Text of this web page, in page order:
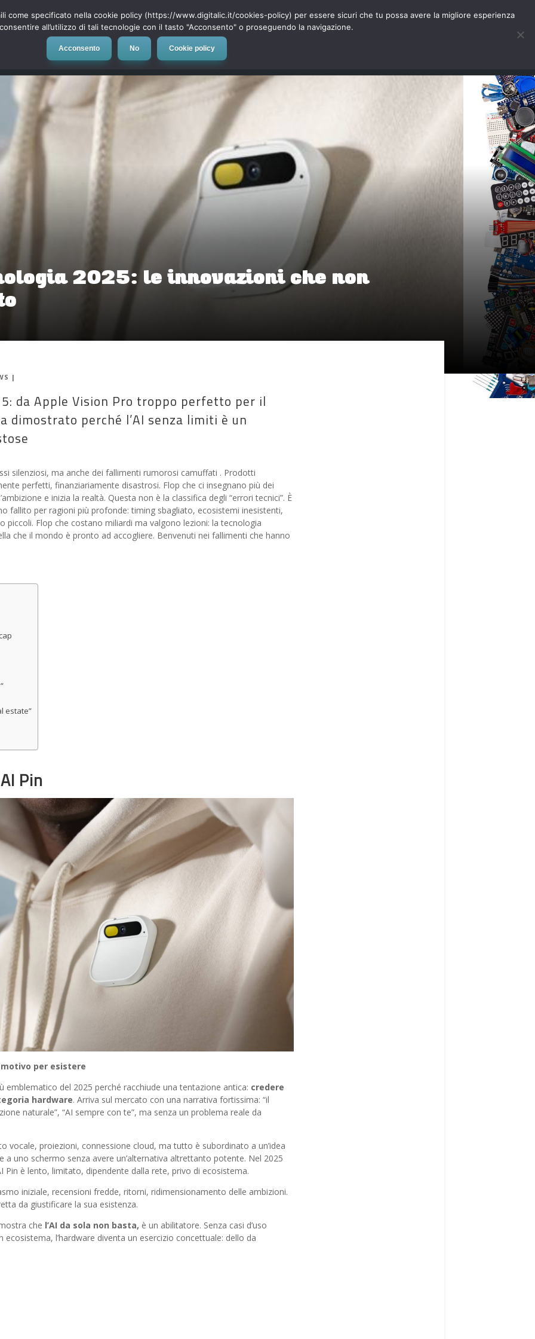
Social Network App Automotive Tech-News
2025: le innovazioni che non
|
da Apple Vision Pro troppo perfetto per il
dimostrato perché l’AI senza limiti è un
silenziosi, ma anche dei fallimenti rumorosi camuffati . Prodotti
perfetti, finanziariamente disastrosi. Flop che ci insegnano più dei
e inizia la realtà. Questa non è la classifica degli “errori tecnici”. È
fallito per ragioni più profonde: timing sbagliato, ecosistemi inesistenti,
Flop che costano miliardi ma valgono lezioni: la tecnologia
che il mondo è pronto ad accogliere. Benvenuti nei fallimenti che hanno
estate”
Pin
per esistere
del 2025 perché racchiude una tentazione antica: credere
hardware. Arriva sul mercato con una narrativa fortissima: “il
naturale”, “AI sempre con te”, ma senza un problema reale da
vocale, proiezioni, connessione cloud, ma tutto è subordinato a un’idea
a uno schermo senza avere un’alternativa altrettanto potente. Nel 2025
Pin è lento, limitato, dipendente dalla rete, privo di ecosistema.
iniziale, recensioni fredde, ritorni, ridimensionamento delle ambizioni.
da giustificare la sua esistenza.
che l’AI da sola non basta, è un abilitatore. Senza casi d’uso
l’hardware diventa un esercizio concettuale: dello da
come specificato nella cookie policy (https://www.digitalic.it/cookies-policy) per essere sicuri che tu possa avere la migliore esperienza
all’utilizzo di tali tecnologie con il tasto "Acconsento" o proseguendo la navigazione.
Acconsento No Cookie policy